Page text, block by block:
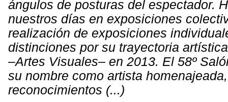
ángulos de posturas del espectador.
nuestros días en exposiciones
realización de exposiciones
distinciones por su trayectoria
–Artes Visuales– en 2013. El 58º
su nombre como artista
reconocimientos (...)